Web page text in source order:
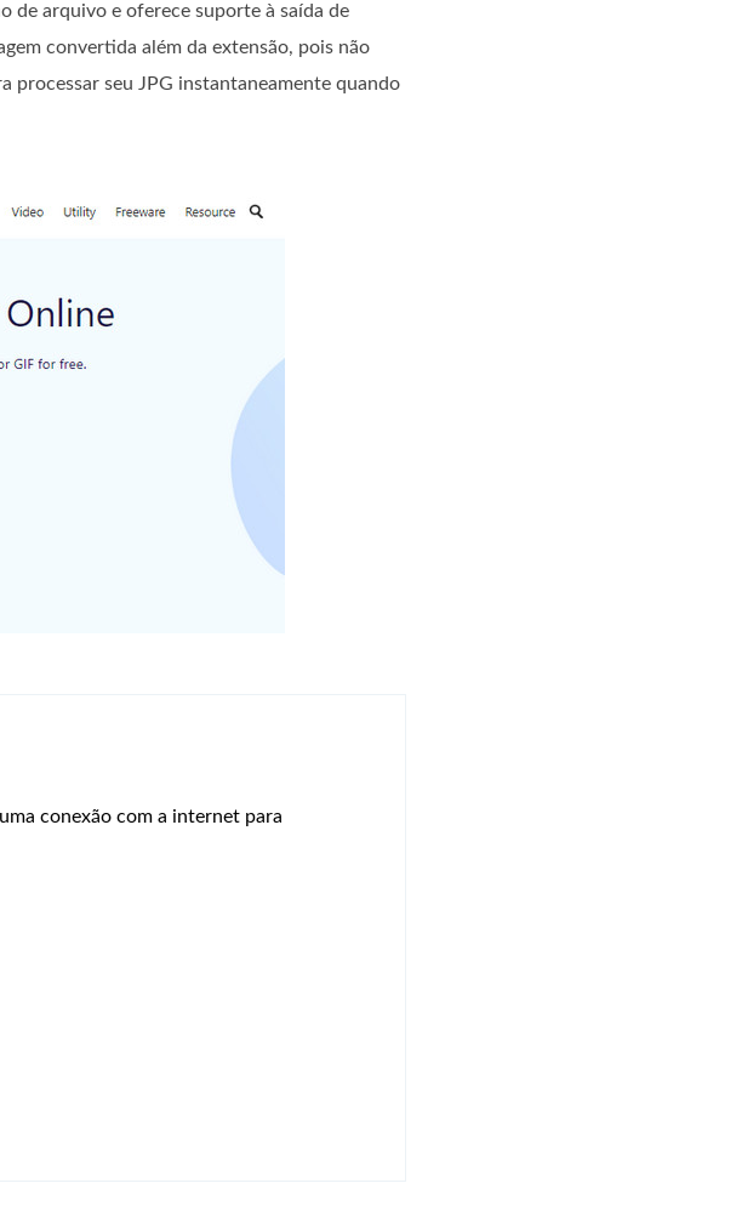
de arquivo e oferece suporte à saída de
convertida além da extensão, pois não
processar seu JPG instantaneamente quando
conexão com a internet para